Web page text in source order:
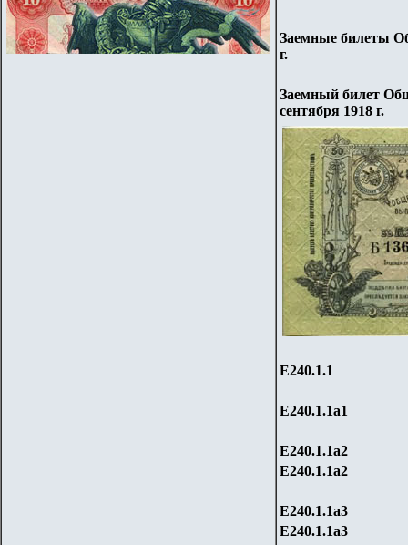
Заемные билеты
г.
Заемный билет
сентября 1918 г.
Е240.1.1
Е240.1.1a1
Е240.1.1a2
Е240.1.1a2
Е240.1.1a3
Е240.1.1a3